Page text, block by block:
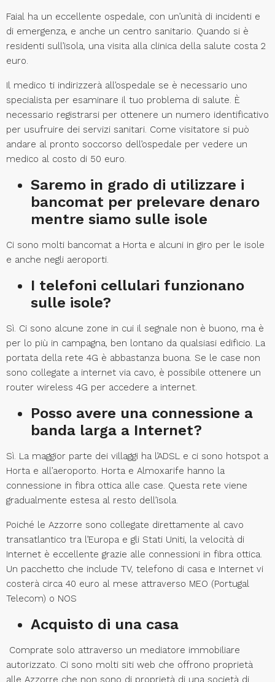
Faial ha un eccellente ospedale, con un’unità di incidenti e
di emergenza, e anche un centro sanitario. Quando si è
residenti sull’isola, una visita alla clinica della salute costa 2
euro.
Il medico ti indirizzerà all’ospedale se è necessario uno
specialista per esaminare il tuo problema di salute. È
necessario registrarsi per ottenere un numero identificativo
per usufruire dei servizi sanitari. Come visitatore si può
andare al pronto soccorso dell’ospedale per vedere un
medico al costo di 50 euro.
Saremo in grado di utilizzare i
bancomat per prelevare denaro
mentre siamo sulle isole
Ci sono molti bancomat a Horta e alcuni in giro per le isole
e anche negli aeroporti.
I telefoni cellulari funzionano
sulle isole?
Sì. Ci sono alcune zone in cui il segnale non è buono, ma è
per lo più in campagna, ben lontano da qualsiasi edificio. La
portata della rete 4G è abbastanza buona. Se le case non
sono collegate a internet via cavo, è possibile ottenere un
router wireless 4G per accedere a internet.
Posso avere una connessione a
banda larga a Internet?
Sì. La maggior parte dei villaggi ha l’ADSL e ci sono hotspot a
Horta e all’aeroporto. Horta e Almoxarife hanno la
connessione in fibra ottica alle case. Questa rete viene
gradualmente estesa al resto dell’isola.
Poiché le Azzorre sono collegate direttamente al cavo
transatlantico tra l’Europa e gli Stati Uniti, la velocità di
Internet è eccellente grazie alle connessioni in fibra ottica.
Un pacchetto che include TV, telefono di casa e Internet vi
costerà circa 40 euro al mese attraverso MEO (Portugal
Telecom) o NOS
Acquisto di una casa
Comprate solo attraverso un mediatore immobiliare
autorizzato. Ci sono molti siti web che offrono proprietà
alle Azzorre che non sono di proprietà di una società di